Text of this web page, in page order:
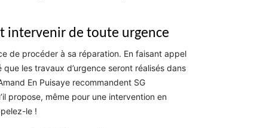
intervenir de toute urgence
de procéder à sa réparation. En faisant appel
les travaux d’urgence seront réalisés dans
En Puisaye recommandent SG
propose, même pour une intervention en
le !